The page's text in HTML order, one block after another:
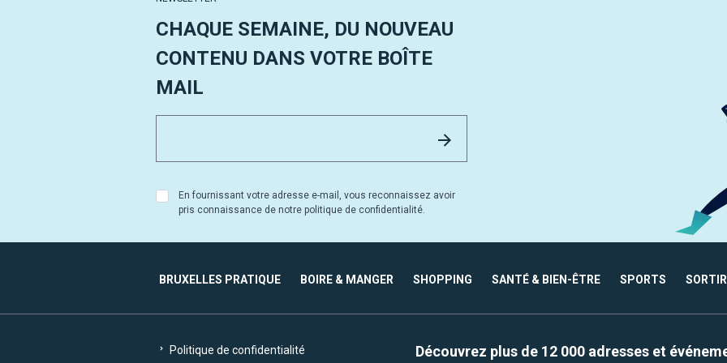
CHAQUE SEMAINE, DU NOUVEAU
CONTENU DANS VOTRE BOÎTE
MAIL
En fournissant votre adresse e-mail, vous reconnaissez avoir
pris connaissance de notre politique de confidentialité.
BRUXELLES PRATIQUE BOIRE & MANGER SHOPPING SANTÉ & BIEN-ÊTRE SPORTS SORTIR
Politique de confidentialité Découvrez plus de 12 000 adresses et